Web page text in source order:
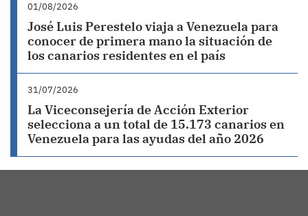
01/08/2026
José Luis Perestelo viaja a Venezuela para
conocer de primera mano la situación de
los canarios residentes en el país
31/07/2026
La Viceconsejería de Acción Exterior
selecciona a un total de 15.173 canarios en
Venezuela para las ayudas del año 2026